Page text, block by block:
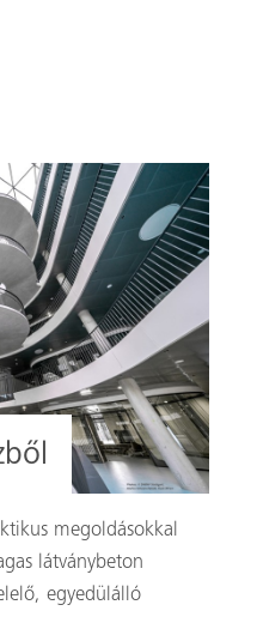
megoldásokkal
látványbeton
egyedülálló